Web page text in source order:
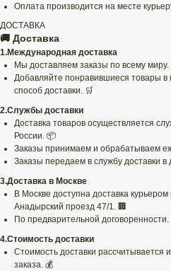
Оплата производится на месте
ДОСТАВКА
🚚 Доставка
1.Международная доставка
Мы доставляем заказы по всему миру.
Добавляйте понравившиеся товары в
способ доставки. 🛒
2.Службы доставки
Доставка товаров осуществляется
России. 📦
Заказы принимаем и обрабатываем
Заказы передаем в службу доставки
3.Доставка в Москве
В Москве доступна доставка
Анадырский проезд 47/1. 🏢
По предварительной договоренности.
4.Стоимость доставки
Стоимость доставки
заказа. 💰